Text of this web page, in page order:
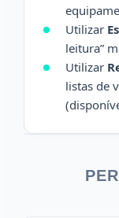
Utilizar
leitura”
Utilizar
listas de